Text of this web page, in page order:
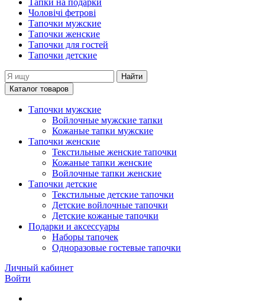
Тапки на подарки
Чоловічі фетрові
Тапочки мужские
Тапочки женские
Тапочки для гостей
Тапочки детские
Найти
Каталог товаров
Тапочки мужские
Войлочные мужские тапки
Кожаные тапки мужские
Тапочки женские
Текстильные женские тапочки
Кожаные тапки женские
Войлочные тапки женские
Тапочки детские
Текстильные детские тапочки
Детские войлочные тапочки
Детские кожаные тапочки
Подарки и аксессуары
Наборы тапочек
Одноразовые гостевые тапочки
Личный кабинет
Войти